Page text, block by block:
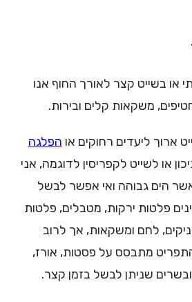
או בשייט קצר לאורך החוף אנו
משקאות קלים ובירות.
ארוך ליעדים רחוקים או הפלגה
או לשייט לקפריסין לדוגמה, אני
הים גבוהה ואי אפשר לבשל
פלטות ירקות, מטבלים, פלטות
לחם ומשקאות, אך לרוב
מתבסס על פסטות, אורז,
שניתן לבשל בזמן קצר.